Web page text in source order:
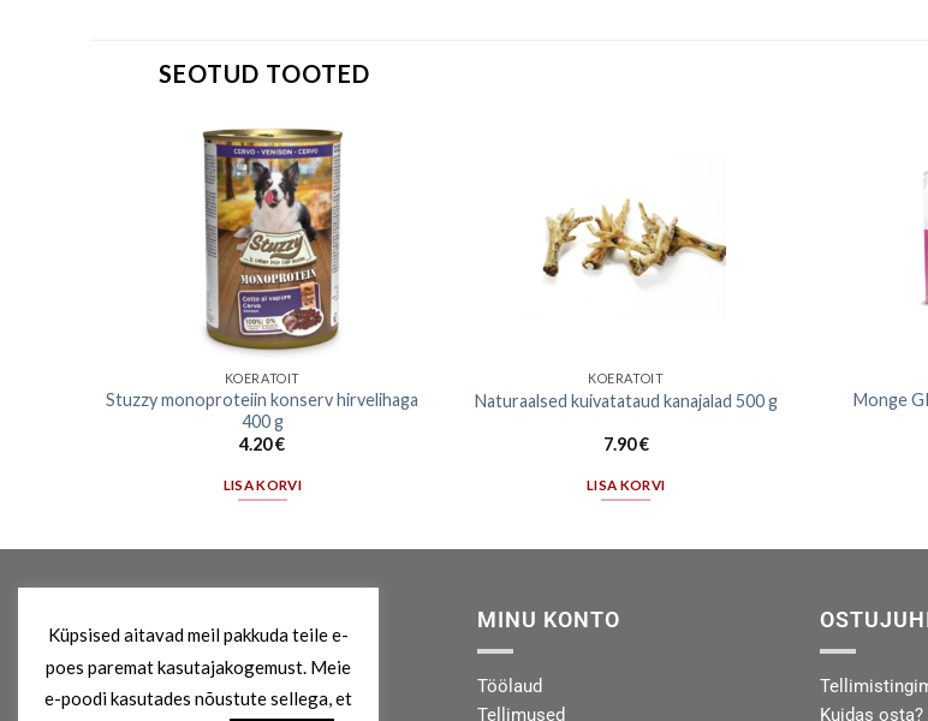
SEOTUD TOOTED
KOERATOIT
Stuzzy monoproteiin konserv hirvelihaga
400 g
4.20€
LISA KORVI
KOERATOIT
Naturaalsed kuivatataud kanajalad 500 g
7.90€
LISA KORVI
Monge
Privaatsuspoliitika
MINU KONTO
Töölaud
Tellimused
Kuidas osta?
Küpsised aitavad meil pakkuda teile e-
poes paremat kasutajakogemust. Meie
e-poodi kasutades nõustute sellega, et